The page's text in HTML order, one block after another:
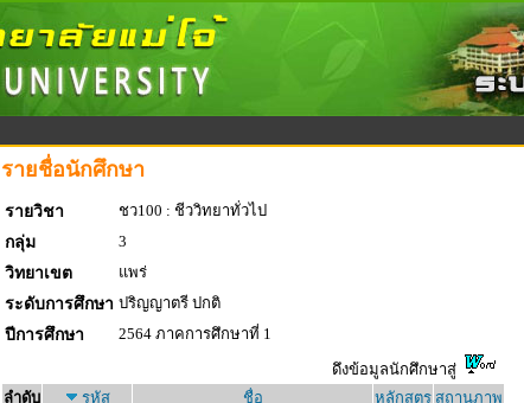
รายชื่อนักศึกษา
รายวิชา
ชว100 : ชีววิทยาทั่วไป
กลุ่ม
3
วิทยาเขต
แพร่
ระดับการศึกษา ปริญญาตรี ปกติ
ปีการศึกษา
2564 ภาคการศึกษาที่ 1
ดึงข้อมูลนักศึกษาสู่
ลำดับ
รหัส ชื่อ หลักสูตร สถานภาพ